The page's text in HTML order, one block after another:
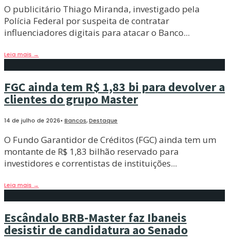
O publicitário Thiago Miranda, investigado pela
Polícia Federal por suspeita de contratar
influenciadores digitais para atacar o Banco...
Leia mais →
FGC ainda tem R$ 1,83 bi para devolver a
clientes do grupo Master
14 de julho de 2026• Bancos,Destaque
O Fundo Garantidor de Créditos (FGC) ainda tem um
montante de R$ 1,83 bilhão reservado para
investidores e correntistas de instituições...
Leia mais →
Escândalo BRB-Master faz Ibaneis
desistir de candidatura ao Senado